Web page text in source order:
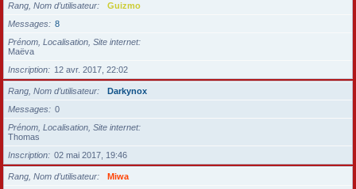
Rang, Nom d’utilisateur
Guizmo
Messages
8
Prénom, Localisation, Site internet
Maëva
Inscription
12 avr. 2017, 22:02
Rang, Nom d’utilisateur
Darkynox
Messages
0
Prénom, Localisation, Site internet
Thomas
Inscription
02 mai 2017, 19:46
Rang, Nom d’utilisateur
Miwa